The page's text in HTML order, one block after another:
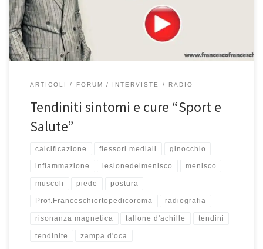
quali sono le cure migliori. Ascoltate […]
ARTICOLI FORUM INTERVISTE RADIO
Tendiniti sintomi e cure “Sport e
Salute”
calcificazione flessori mediali ginocchio
infiammazione lesionedelmenisco menisco
muscoli piede postura
Prof.Franceschiortopedicoroma radiografia
risonanza magnetica tallone d'achille tendini
tendinite zampa d'oca